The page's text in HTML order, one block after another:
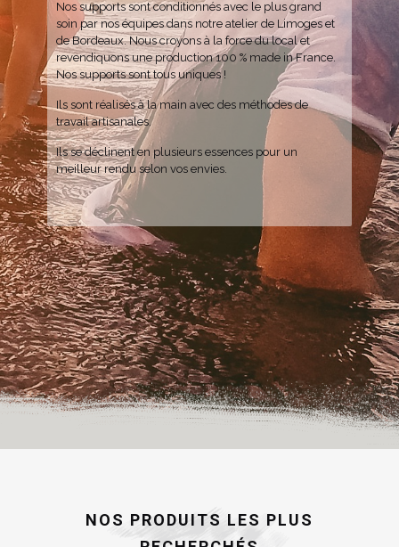
Nos supports sont conditionnés avec le plus grand
soin par nos équipes dans notre atelier de Limoges et
de Bordeaux. Nous croyons à la force du local et
revendiquons une production 100 % made in France.
Nos supports sont tous uniques !
Ils sont réalisés à la main avec des méthodes de
travail artisanales.
Ils se déclinent en plusieurs essences pour un
meilleur rendu selon vos envies.
NOS PRODUITS LES PLUS